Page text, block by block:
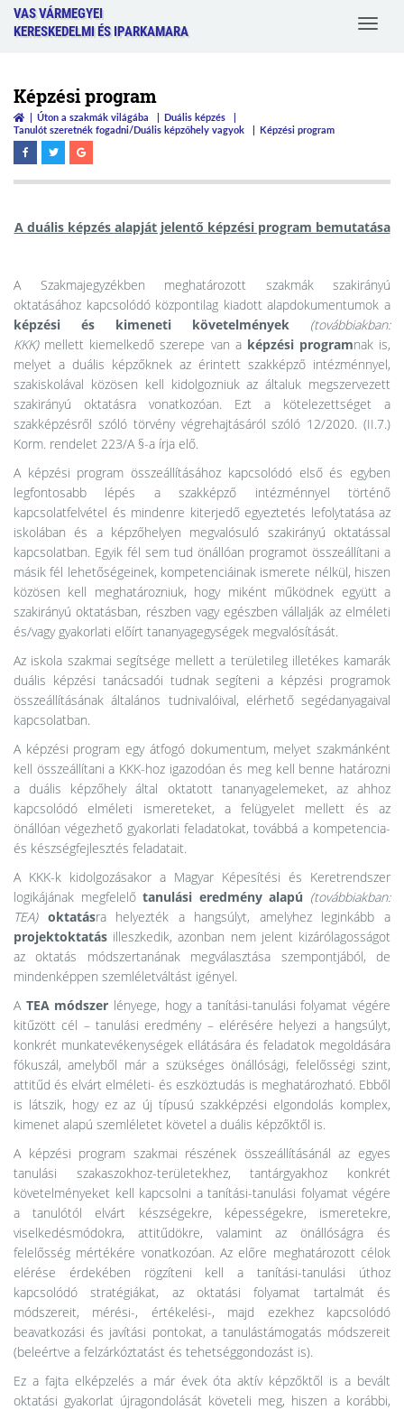
VAS VÁRMEGYEI
KERESKEDELMI ÉS IPARKAMARA
Toggle
Képzési program
Úton a szakmák világába
Duális képzés
Tanulót szeretnék fogadni/Duális képzőhely vagyok
Képzési program
A duális képzés alapját jelentő képzési program bemutatása
A Szakmajegyzékben meghatározott szakmák szakirányú
oktatásához kapcsolódó központilag kiadott alapdokumentumok a
képzési és kimeneti követelmények
(továbbiakban:
KKK) mellett kiemelkedő szerepe van a képzési programnak is,
melyet a duális képzőknek az érintett szakképző intézménnyel,
szakiskolával közösen kell kidolgozniuk az általuk megszervezett
szakirányú oktatásra vonatkozóan. Ezt a kötelezettséget a
szakképzésről szóló törvény végrehajtásáról szóló 12/2020. (II.7.)
Korm. rendelet 223/A §-a írja elő.
A képzési program összeállításához kapcsolódó első és egyben
legfontosabb lépés a szakképző intézménnyel történő
kapcsolatfelvétel és mindenre kiterjedő egyeztetés lefolytatása az
iskolában és a képzőhelyen megvalósuló szakirányú oktatással
kapcsolatban. Egyik fél sem tud önállóan programot összeállítani a
másik fél lehetőségeinek, kompetenciáinak ismerete nélkül, hiszen
közösen kell meghatározniuk, hogy miként működnek együtt a
szakirányú oktatásban, részben vagy egészben vállalják az elméleti
és/vagy gyakorlati előírt tananyagegységek megvalósítását.
Az iskola szakmai segítsége mellett a területileg illetékes kamarák
duális képzési tanácsadói tudnak segíteni a képzési programok
összeállításának általános tudnivalóival, elérhető segédanyagaival
kapcsolatban.
A képzési program egy átfogó dokumentum, melyet szakmánként
kell összeállítani a KKK-hoz igazodóan és meg kell benne határozni
a duális képzőhely által oktatott tananyagelemeket, az ahhoz
kapcsolódó elméleti ismereteket, a felügyelet mellett és az
önállóan végezhető gyakorlati feladatokat, továbbá a kompetencia-
és készségfejlesztés feladatait.
A KKK-k kidolgozásakor a Magyar Képesítési és Keretrendszer
logikájának megfelelőtanulási eredmény alapú (továbbiakban:
TEA) oktatásra helyezték a hangsúlyt, amelyhez leginkább a
projektoktatás illeszkedik, azonban nem jelent kizárólagosságot
az oktatás módszertanának megválasztása szempontjából, de
mindenképpen szemléletváltást igényel.
A TEA módszer lényege, hogy a tanítási-tanulási folyamat végére
kitűzött cél – tanulási eredmény – elérésére helyezi a hangsúlyt,
konkrét munkatevékenységek ellátására és feladatok megoldására
fókuszál, amelyből már a szükséges önállósági, felelősségi szint,
attitűd és elvárt elméleti- és eszköztudás is meghatározható. Ebből
is látszik, hogy ez az új típusú szakképzési elgondolás komplex,
kimenet alapú szemléletet követel a duális képzőktől is.
A képzési program szakmai részének összeállításánál az egyes
tanulási szakaszokhoz-területekhez, tantárgyakhoz konkrét
követelményeket kell kapcsolni a tanítási-tanulási folyamat végére
a tanulótól elvárt készségekre, képességekre, ismeretekre,
viselkedésmódokra, attitűdökre, valamint az önállóságra és
felelősség mértékére vonatkozóan. Az előre meghatározott célok
elérése érdekében rögzíteni kell a tanítási-tanulási úthoz
kapcsolódó stratégiákat, az oktatási folyamat tartalmát és
módszereit, mérési-, értékelési-, majd ezekhez kapcsolódó
beavatkozási és javítási pontokat, a tanulástámogatás módszereit
(beleértve a felzárkóztatást és tehetséggondozást is).
Ez a fajta elképzelés a már évek óta aktív képzőktől is a bevált
oktatási gyakorlat újragondolását követeli meg, hiszen a korábbi,